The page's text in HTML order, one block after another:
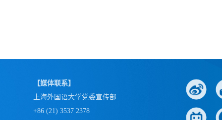
【媒体联系】
上海外国语大学党委宣传部
+86 (21) 3537 2378